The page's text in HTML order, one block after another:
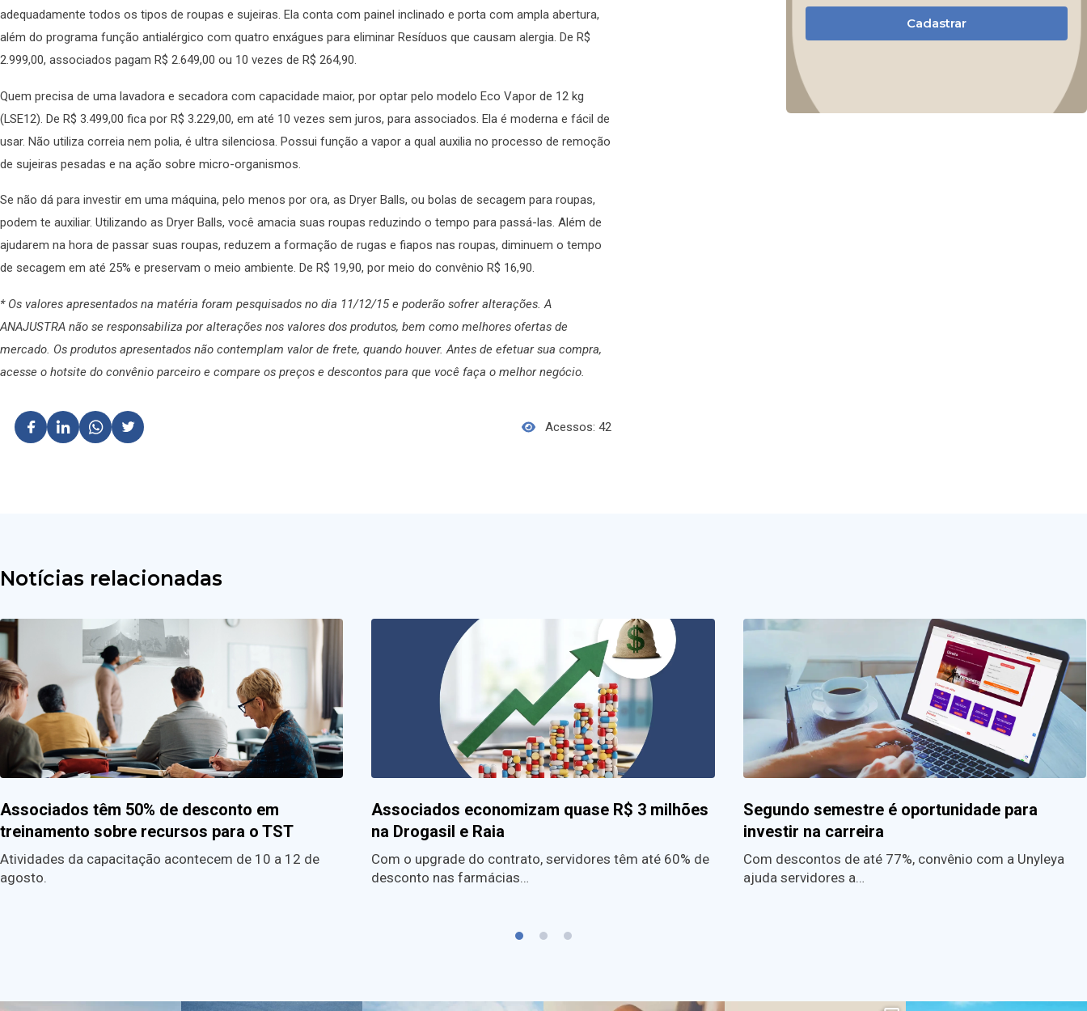
adequadamente todos os tipos de roupas e sujeiras. Ela conta com painel inclinado e porta com ampla abertura,
além do programa função antialérgico com quatro enxágues para eliminar Resíduos que causam alergia. De R$
2.999,00, associados pagam R$ 2.649,00 ou 10 vezes de R$ 264,90.
Quem precisa de uma lavadora e secadora com capacidade maior, por optar pelo modelo Eco Vapor de 12 kg
(LSE12). De R$ 3.499,00 fica por R$ 3.229,00, em até 10 vezes sem juros, para associados. Ela é moderna e fácil de
usar. Não utiliza correia nem polia, é ultra silenciosa. Possui função a vapor a qual auxilia no processo de remoção
de sujeiras pesadas e na ação sobre micro-organismos.
Se não dá para investir em uma máquina, pelo menos por ora, as Dryer Balls, ou bolas de secagem para roupas,
podem te auxiliar. Utilizando as Dryer Balls, você amacia suas roupas reduzindo o tempo para passá-las. Além de
ajudarem na hora de passar suas roupas, reduzem a formação de rugas e fiapos nas roupas, diminuem o tempo
de secagem em até 25% e preservam o meio ambiente. De R$ 19,90, por meio do convênio R$ 16,90.
* Os valores apresentados na matéria foram pesquisados no dia 11/12/15 e poderão sofrer alterações. A
ANAJUSTRA não se responsabiliza por alterações nos valores dos produtos, bem como melhores ofertas de
mercado. Os produtos apresentados não contemplam valor de frete, quando houver. Antes de efetuar sua compra,
acesse o hotsite do convênio parceiro e compare os preços e descontos para que você faça o melhor negócio.
Acessos: 42
Cadastrar
Notícias relacionadas
Associados têm 50% de desconto em
treinamento sobre recursos para o TST
Atividades da capacitação acontecem de 10 a 12 de
agosto.
Associados economizam quase R$ 3 milhões
na Drogasil e Raia
Com o upgrade do contrato, servidores têm até 60% de
desconto nas farmácias…
Segundo semestre é oportunidade para
investir na carreira
Com descontos de até 77%, convênio com a Unyleya
ajuda servidores a…